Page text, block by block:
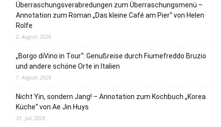
Überraschungsverabredungen zum Überraschungsmenü –
Annotation zum Roman „Das kleine Café am Pier“ von Helen
Rolfe
2. August 2026
„Borgo diVino in Tour“: Genußreise durch Fiumefreddo Bruzio
und andere schöne Orte in Italien
1. August 2026
Nicht Yin, sondern Jang! – Annotation zum Kochbuch „Korea
Küche“ von Ae Jin Huys
31. Juli 2026